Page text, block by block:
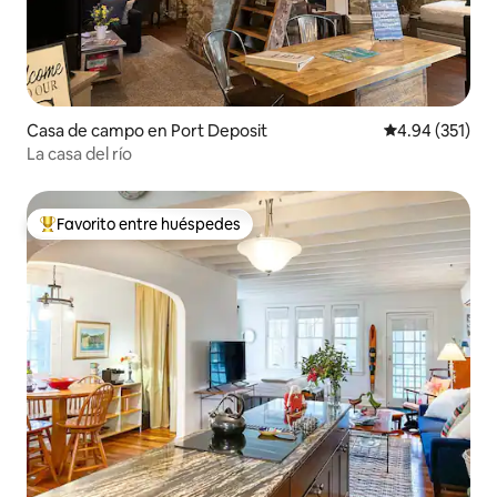
Casa de campo en Port Deposit Calificación
4.94 (351)
La casa del río
De los mejores en Favorito entre huéspedes
Favorito entre huéspedes